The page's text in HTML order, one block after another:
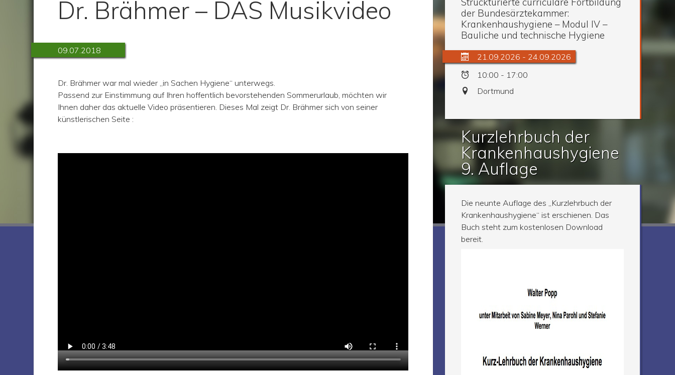
Dr. Brähmer – DAS Musikvideo
09.07.2018
Dr. Brähmer war mal wieder „in Sachen Hygiene“ unterwegs.
Passend zur Einstimmung auf Ihren hoffentlich bevorstehenden Sommerurlaub, möchten wir
Ihnen daher das aktuelle Video präsentieren. Dieses Mal zeigt Dr. Brähmer sich von seiner
künstlerischen Seite :
der Bundesärztekammer:
Krankenhaushygiene – Modul IV –
Bauliche und technische Hygiene
21.09.2026 - 24.09.2026
10:00 - 17:00
Dortmund
Kurzlehrbuch der
Krankenhaushygiene
9. Auflage
Die neunte Auflage des „Kurzlehrbuch der
Krankenhaushygiene“ ist erschienen. Das
Buch steht zum kostenlosen Download
bereit.